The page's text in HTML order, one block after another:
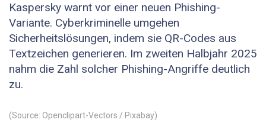
Kaspersky warnt vor einer neuen Phishing-
Variante. Cyberkriminelle umgehen
Sicherheitslösungen, indem sie QR-Codes aus
Textzeichen generieren. Im zweiten Halbjahr 2025
nahm die Zahl solcher Phishing-Angriffe deutlich
zu.
(Source: Openclipart-Vectors / Pixabay)